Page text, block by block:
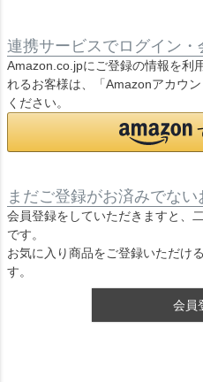
連携サービスでログイン・
Amazon.co.jpにご登録の情報を利
れるお客様は、「Amazonアカウ
ください。
まだご登録がお済みでない
会員登録をしていただきますと、
です。
お気に入り商品をご登録いただけ
す。
会員